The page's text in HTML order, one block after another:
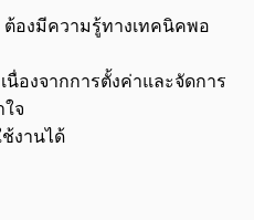
ต้องมีความรู้ทางเทคนิคพอ
องจากการตั้งค่าและจัดการ
ใจ
ช้งานได้